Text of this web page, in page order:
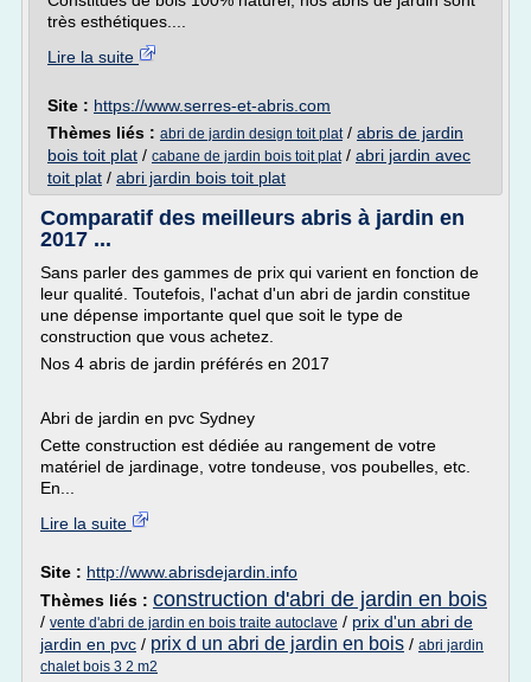
très esthétiques....
Lire la suite
Site : https://www.serres-et-abris.com
Thèmes liés : abri de jardin design toit plat/ abris de jardin
bois toit plat / cabane de jardin bois toit plat/ abri jardin avec
toit plat / abri jardin bois toit plat
Comparatif des meilleurs abris à jardin en
2017 ...
Sans parler des gammes de prix qui varient en fonction de
leur qualité. Toutefois, l'achat d'un abri de jardin constitue
une dépense importante quel que soit le type de
construction que vous achetez.
Nos 4 abris de jardin préférés en 2017
Abri de jardin en pvc Sydney
Cette construction est dédiée au rangement de votre
matériel de jardinage, votre tondeuse, vos poubelles, etc.
En...
Lire la suite
Site : http://www.abrisdejardin.info
Thèmes liés : construction d'abri de jardin en bois
/ vente d'abri de jardin en bois traite autoclave / prix d'un abri de
jardin en pvc / prix d un abri de jardin en bois / abri jardin
chalet bois 3 2 m2